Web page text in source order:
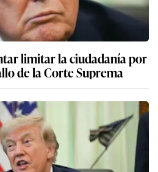
limitar la ciudadanía por
de la Corte Suprema